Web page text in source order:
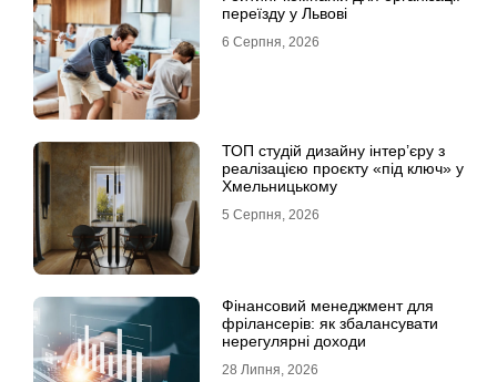
переїзду у Львові
6 Серпня, 2026
ТОП студій дизайну інтер’єру з
реалізацією проєкту «під ключ» у
Хмельницькому
5 Серпня, 2026
Фінансовий менеджмент для
фрілансерів: як збалансувати
нерегулярні доходи
28 Липня, 2026